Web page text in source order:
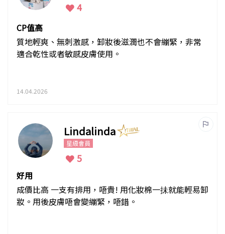
4
CP值高
質地輕爽、無刺激感，卸妝後滋潤也不會繃緊，非常
適合乾性或者敏感皮膚使用。
14.04.2026
Lindalinda
星級會員
5
好用
成價比高 一支有排用，唔貴! 用化妝棉一抺就能輕易卸
妝。用後皮膚唔會變繃緊，唔錯。